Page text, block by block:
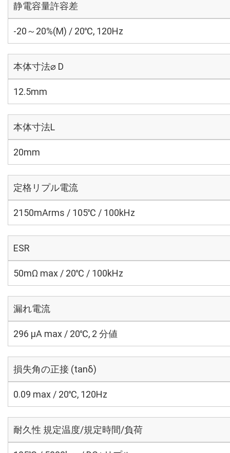
静電容量許容差
-20～20%(M) / 20℃, 120Hz
本体寸法⌀ D
12.5mm
本体寸法L
20mm
定格リプル電流
2150mArms / 105℃ / 100kHz
ESR
50mΩ max / 20℃ / 100kHz
漏れ電流
296 μA max / 20℃, 2 分値
損失角の正接 (tanδ)
0.09 max / 20℃, 120Hz
耐久性 規定温度/規定時間/負荷